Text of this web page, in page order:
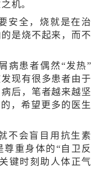
机。
全，烧就是在治
是烧不起来，而不
患者偶然“发热”
现有很多患者由于
后，笔者越来越坚
，希望更多的医生
会盲目用抗生素
重身体的“自卫反
键时刻助人体正气